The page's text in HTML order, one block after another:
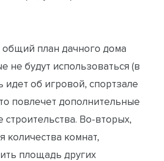
общий план дачного дома
не будут использоваться (в
идет об игровой, спортзале
повлечет дополнительные
строительства. Во-вторых,
количества комнат,
площадь других